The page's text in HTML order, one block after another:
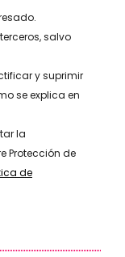
salvo
y suprimir
se explica en
la
Protección de
de